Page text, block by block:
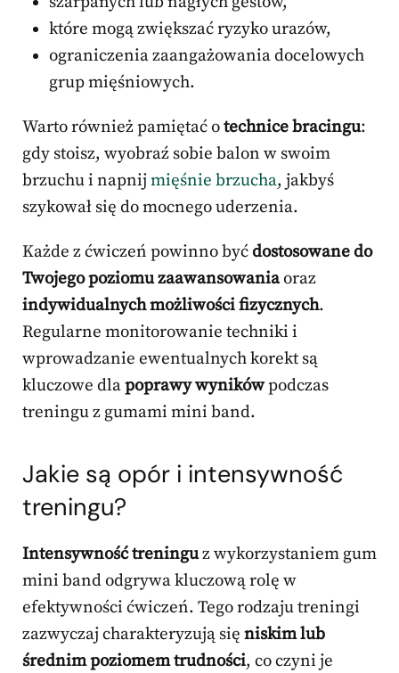
które mogą zwiększać ryzyko urazów,
ograniczenia zaangażowania docelowych
grup mięśniowych.
Warto również pamiętać otechnice bracingu:
gdy stoisz, wyobraź sobie balon w swoim
brzuchu i napnijmięśnie brzucha, jakbyś
szykował się do mocnego uderzenia.
Każde z ćwiczeń powinno byćdostosowane do
Twojego poziomu zaawansowaniaoraz
indywidualnych możliwości fizycznych.
Regularne monitorowanie techniki i
wprowadzanie ewentualnych korekt są
kluczowe dlapoprawy wynikówpodczas
treningu z gumami mini band.
Jakie są opór i intensywność
treningu?
Intensywność treninguz wykorzystaniem gum
mini band odgrywa kluczową rolę w
efektywności ćwiczeń. Tego rodzaju treningi
zazwyczaj charakteryzują się niskim lub
średnim poziomem trudności, co czyni je